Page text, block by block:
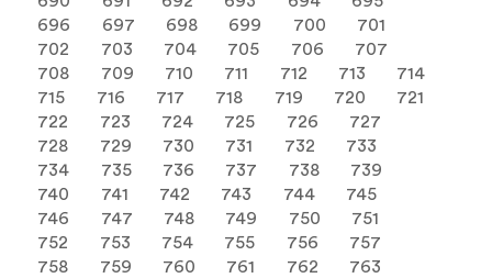
696
697 698 699 700
701
702
703 704 705 706
707
708
709 710 711 712 713
714
715
716 717 718 719 720
721
722
723 724 725 726
727
728
729 730 731 732
733
734
735 736 737 738
739
740
741 742 743 744
745
746
747 748 749 750
751
752
753 754 755 756
757
758
759 760 761 762
763